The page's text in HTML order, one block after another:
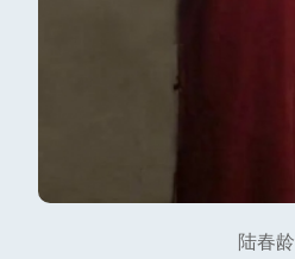
陆春龄